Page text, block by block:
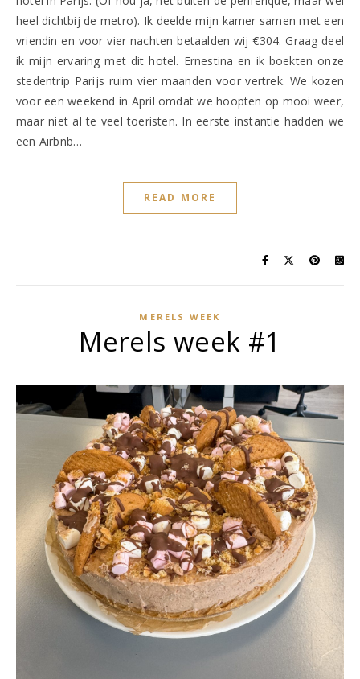
heel dichtbij de metro). Ik deelde mijn kamer samen met een
vriendin en voor vier nachten betaalden wij €304. Graag deel
ik mijn ervaring met dit hotel. Ernestina en ik boekten onze
stedentrip Parijs ruim vier maanden voor vertrek. We kozen
voor een weekend in April omdat we hoopten op mooi weer,
maar niet al te veel toeristen. In eerste instantie hadden we
een Airbnb…
READ MORE
MERELS WEEK
Merels week #1